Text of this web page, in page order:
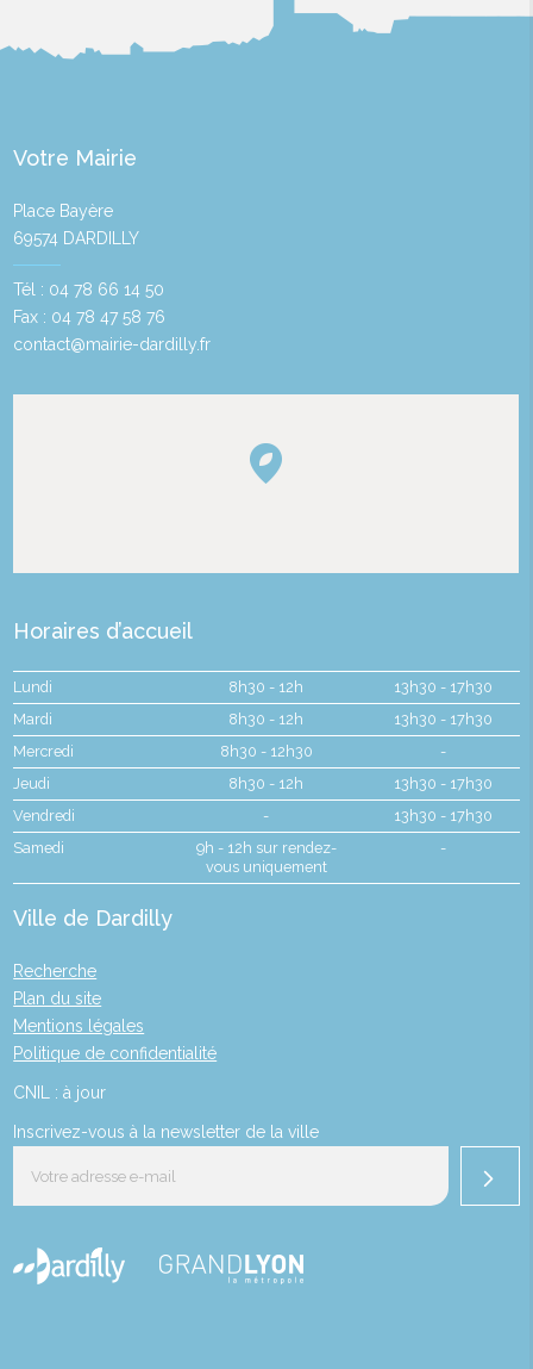
Votre Mairie
Place Bayère
69574 DARDILLY
Tél : 04 78 66 14 50
Fax : 04 78 47 58 76
contact@mairie-dardilly.fr
Horaires d’accueil
Lundi 8h30 - 12h
13h30 - 17h30
Mardi
8h30 - 12h
13h30 - 17h30
Mercredi
8h30 - 12h30
-
Jeudi
8h30 - 12h
13h30 - 17h30
Vendredi
-
13h30 - 17h30
Samedi
9h - 12h sur rendez-
vous uniquement
-
Ville de Dardilly
Recherche
Plan du site
Mentions légales
Politique de confidentialité
CNIL : à jour
Inscrivez-vous à la newsletter de la ville